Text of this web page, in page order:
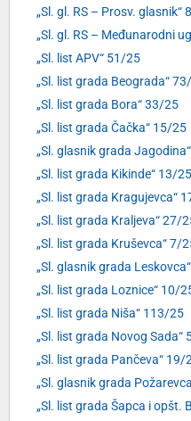
„Sl. gl. RS – Prosv. glasnik“
„Sl. gl. RS – Međunarodni
„Sl. list APV“ 51/25
„Sl. list grada Beograda“
„Sl. list grada Bora“ 33/25
„Sl. list grada Čačka“ 15/25
„Sl. glasnik grada
„Sl. list grada Kikinde“ 13/25
„Sl. list grada Kragujevca“
„Sl. list grada Kraljeva“ 27/
„Sl. list grada Kruševca“ 7/
„Sl. glasnik grada
„Sl. list grada Loznice“ 10/
„Sl. list grada Niša“ 113/25
„Sl. list grada Novog Sada“
„Sl. list grada Pančeva“ 19/
„Sl. glasnik grada
„Sl. list grada Šapca i opšt.